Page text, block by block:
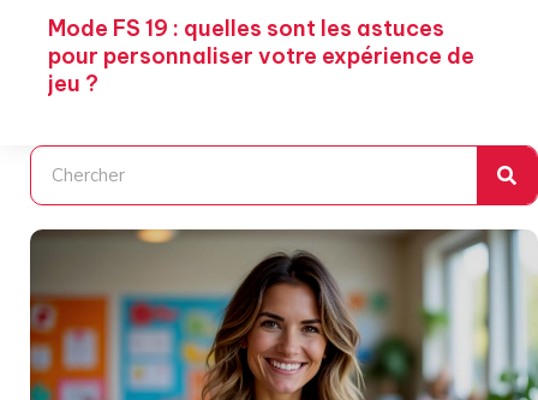
Mode FS 19 : quelles sont les astuces
pour personnaliser votre expérience de
jeu ?
Rechercher